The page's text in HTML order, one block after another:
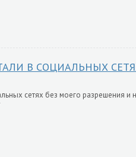
В СОЦИАЛЬНЫХ
сетях без моего разрешения и